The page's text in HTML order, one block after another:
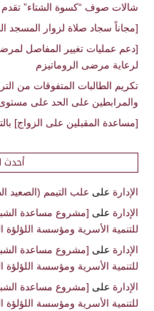
شالات صوف “كسوة الشتاء” تقدم
[مجاناً سجاد صلاة لزوار المسجد
[دعم عمليات تغيير المفاصل
لرعاية مرضى الروماتيزم
تكريم الطالبات المتفوقات من
والمرابطين على الحد على مستوى
[مساعدة المقبلين على الزواج]
أحدث
الإدارة على علب التيمم (الصعيد
الإدارة على [مشروع مساعدة
للتنمية الأسرية ومؤسسة اللؤلؤة
الإدارة على [مشروع مساعدة
للتنمية الأسرية ومؤسسة اللؤلؤة
الإدارة على [مشروع مساعدة
للتنمية الأسرية ومؤسسة اللؤلؤة